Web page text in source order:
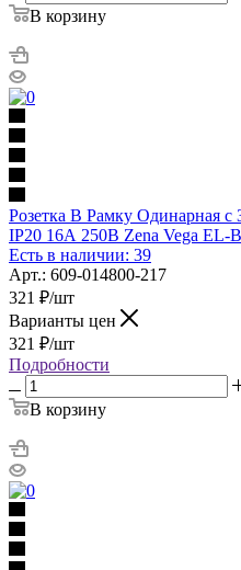
В корзину
Розетка В Рамку Одинарная
IP20 16А 250В Zena Vega EL-
Есть в наличии: 39
Арт.: 609-014800-217
321 ₽/шт
Варианты цен
321 ₽/шт
Подробности
В корзину